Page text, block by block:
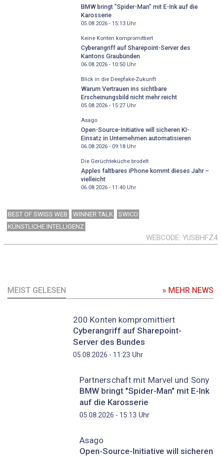
BMW bringt "Spider-Man" mit E-Ink auf die
Karosserie
05.08.2026 - 15:13Uhr
Keine Konten kompromittiert
Cyberangriff auf Sharepoint-Server des
Kantons Graubünden
06.08.2026 - 10:50Uhr
Blick in die Deepfake-Zukunft
Warum Vertrauen ins sichtbare
Erscheinungsbild nicht mehr reicht
05.08.2026 - 15:27Uhr
Asago
Open-Source-Initiative will sicheren KI-
Einsatz in Unternehmen automatisieren
06.08.2026 - 09:18Uhr
Die Gerüchteküche brodelt
Apples faltbares iPhone kommt dieses Jahr –
vielleicht
06.08.2026 - 11:40Uhr
BEST OF SWISS WEB WINNER TALK
SWICO
KÜNSTLICHE INTELLIGENZ
WEBCODE YUSBHFZ4
MEIST GELESEN » MEHR NEWS
200 Konten kompromittiert
Cyberangriff auf Sharepoint-
Server des Bundes
05.08.2026 - 11:23 Uhr
Partnerschaft mit Marvel und Sony
BMW bringt "Spider-Man" mit E-Ink
auf die Karosserie
05.08.2026 - 15:13 Uhr
Asago
Open-Source-Initiative will sicheren